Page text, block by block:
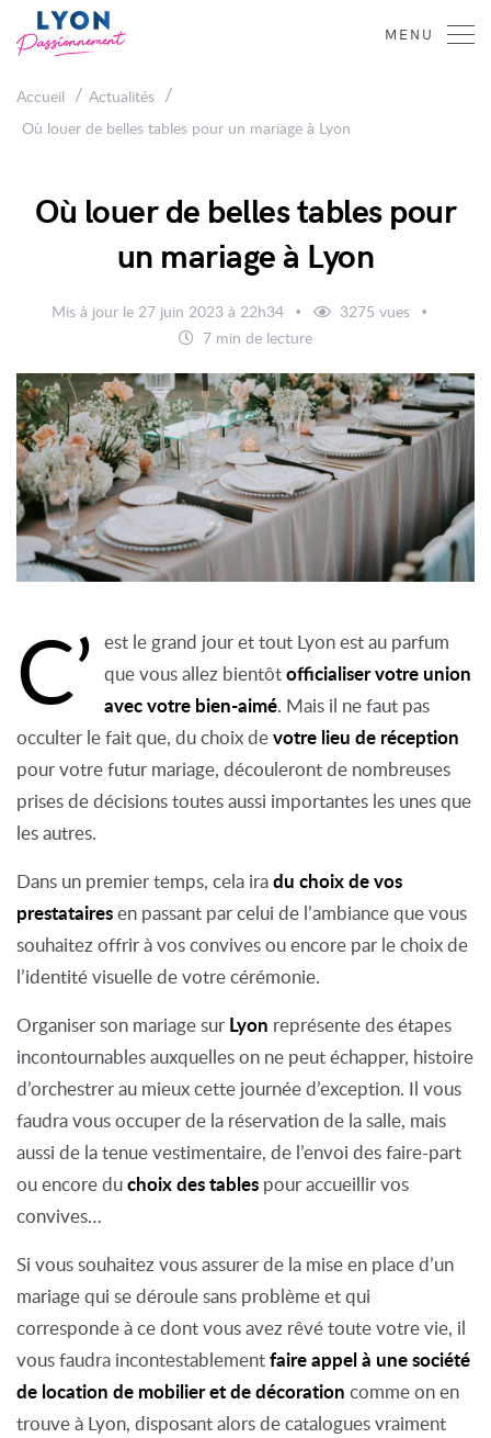
MENU
Accueil / Actualités /
Où louer de belles tables pour un mariage à Lyon
Où louer de belles tables pour
un mariage à Lyon
Mis à jour le 27 juin 2023 à 22h34
3275 vues
7 min de lecture
C’ est le grand jour et tout Lyon est au parfum
que vous allez bientôtofficialiser votre union
avec votre bien-aimé. Mais il ne faut pas
occulter le fait que, du choix devotre lieu de réception
pour votre futur mariage, découleront de nombreuses
prises de décisions toutes aussi importantes les unes que
les autres.
Dans un premier temps, cela iradu choix de vos
prestatairesen passant par celui de l’ambiance que vous
souhaitez offrir à vos convives ou encore par le choix de
l’identité visuelle de votre cérémonie.
Organiser son mariage sur Lyon représente des étapes
incontournables auxquelles on ne peut échapper, histoire
d’orchestrer au mieux cette journée d’exception. Il vous
faudra vous occuper de la réservation de la salle, mais
aussi de la tenue vestimentaire, de l’envoi des faire-part
ou encore duchoix des tables pour accueillir vos
convives…
Si vous souhaitez vous assurer de la mise en place d’un
mariage qui se déroule sans problème et qui
corresponde à ce dont vous avez rêvé toute votre vie, il
vous faudra incontestablementfaire appel à une société
de location de mobilier et de décoration comme on en
trouve à Lyon, disposant alors de catalogues vraiment